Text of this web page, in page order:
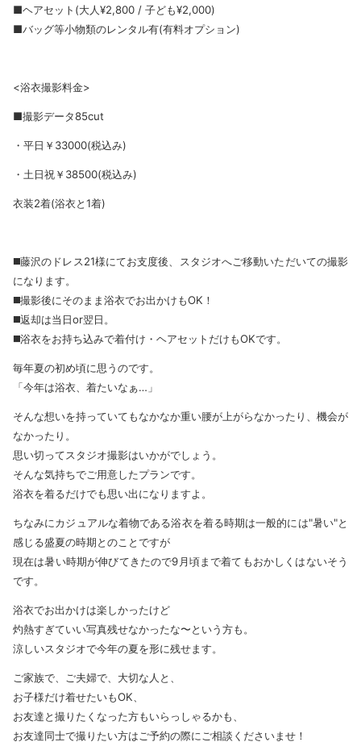
■ヘアセット(大人¥2,800 / 子ども¥2,000)
■バッグ等小物類のレンタル有(有料オプション)
<浴衣撮影料金>
■撮影データ85cut
・平日￥33000(税込み)
・土日祝￥38500(税込み)
衣装2着(浴衣と1着)
◼️藤沢のドレス21様にてお支度後、スタジオへご移動いただいての撮影
になります。
◼️撮影後にそのまま浴衣でお出かけもOK！
◼️返却は当日or翌日。
◼️浴衣をお持ち込みで着付け・ヘアセットだけもOKです。
毎年夏の初め頃に思うのです。
「今年は浴衣、着たいなぁ…」
そんな想いを持っていてもなかなか重い腰が上がらなかったり、機会が
なかったり。
思い切ってスタジオ撮影はいかがでしょう。
そんな気持ちでご用意したプランです。
浴衣を着るだけでも思い出になりますよ。
ちなみにカジュアルな着物である浴衣を着る時期は一般的には"暑い"と
感じる盛夏の時期とのことですが
現在は暑い時期が伸びてきたので9月頃まで着てもおかしくはないそう
です。
浴衣でお出かけは楽しかったけど
灼熱すぎていい写真残せなかったな〜という方も。
涼しいスタジオで今年の夏を形に残せます。
ご家族で、ご夫婦で、大切な人と、
お子様だけ着せたいもOK、
お友達と撮りたくなった方もいらっしゃるかも、
お友達同士で撮りたい方はご予約の際にご相談くださいませ！